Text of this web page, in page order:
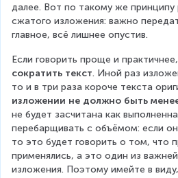
далее. Вот по такому же принципу
сжатого изложения: важно
главное, всё лишнее опустив.
Если говорить проще и
сократить текст. Иной раз
то и в три раза короче текста
изложении не должно быть
не будет засчитана как
перебарщивать с объёмом: если
то это будет говорить о том, что
применялись, а это один из
изложения. Поэтому имейте в